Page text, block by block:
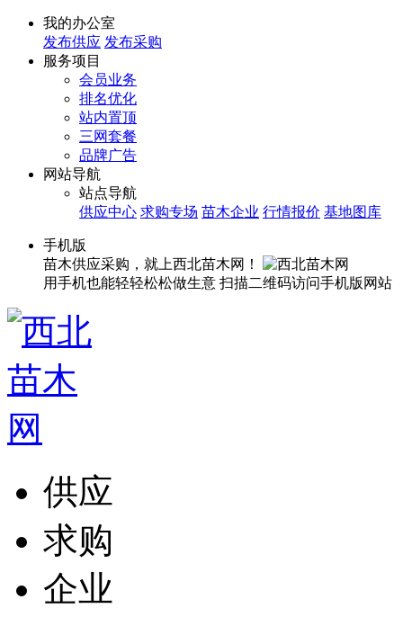
我的办公室
发布供应 发布采购
服务项目
会员业务
排名优化
站内置顶
三网套餐
品牌广告
网站导航
站点导航
供应中心 求购专场 苗木企业 行情报价 基地图库
手机版
苗木供应采购，就上西北苗木网！
用手机也能轻轻松松做生意 扫描二维码访问手机版网站
供应
求购
企业